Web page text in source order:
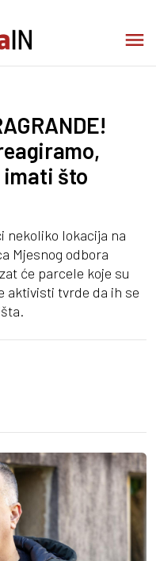
imati što
nekoliko lokacija na
Mjesnog odbora
će parcele koje su
aktivisti tvrde da ih se